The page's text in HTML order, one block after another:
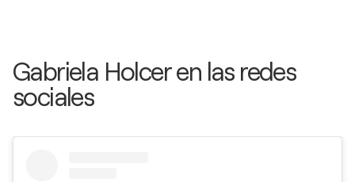
Gabriela Holcer en las redes
sociales